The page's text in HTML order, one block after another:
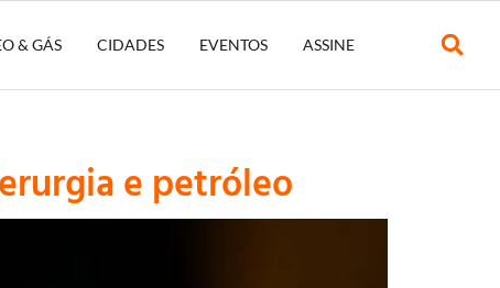
& GÁS CIDADES EVENTOS ASSINE
e petróleo